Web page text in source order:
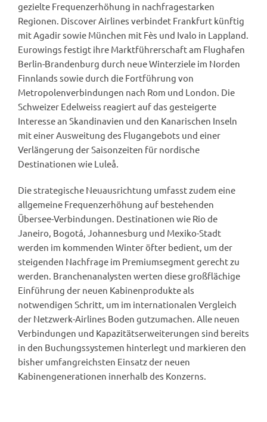
gezielte Frequenzerhöhung in nachfragestarken
Regionen. Discover Airlines verbindet Frankfurt künftig
mit Agadir sowie München mit Fès und Ivalo in Lappland.
Eurowings festigt ihre Marktführerschaft am Flughafen
Berlin-Brandenburg durch neue Winterziele im Norden
Finnlands sowie durch die Fortführung von
Metropolenverbindungen nach Rom und London. Die
Schweizer Edelweiss reagiert auf das gesteigerte
Interesse an Skandinavien und den Kanarischen Inseln
mit einer Ausweitung des Flugangebots und einer
Verlängerung der Saisonzeiten für nordische
Destinationen wie Luleå.
Die strategische Neuausrichtung umfasst zudem eine
allgemeine Frequenzerhöhung auf bestehenden
Übersee-Verbindungen. Destinationen wie Rio de
Janeiro, Bogotá, Johannesburg und Mexiko-Stadt
werden im kommenden Winter öfter bedient, um der
steigenden Nachfrage im Premiumsegment gerecht zu
werden. Branchenanalysten werten diese großflächige
Einführung der neuen Kabinenprodukte als
notwendigen Schritt, um im internationalen Vergleich
der Netzwerk-Airlines Boden gutzumachen. Alle neuen
Verbindungen und Kapazitätserweiterungen sind bereits
in den Buchungssystemen hinterlegt und markieren den
bisher umfangreichsten Einsatz der neuen
Kabinengenerationen innerhalb des Konzerns.